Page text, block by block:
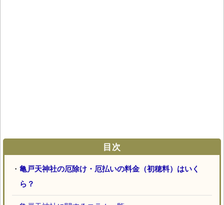
目次
・ 亀戸天神社の厄除け・厄払いの料金（初穂料）はいく
ら？